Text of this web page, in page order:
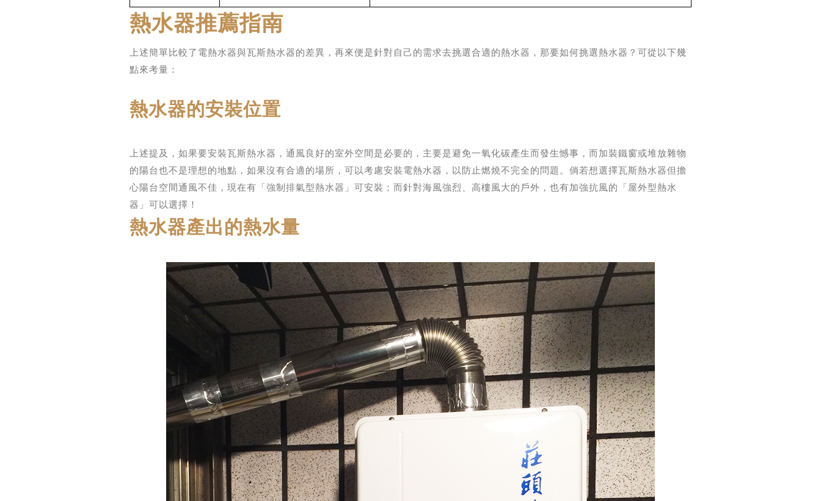
熱水器推薦指南
上述簡單比較了電熱水器與瓦斯熱水器的差異，再來便是針對自己的需求去挑選合適的熱水器，那要如何挑選熱水器？可從以下幾
點來考量：
熱水器的安裝位置
上述提及，如果要安裝瓦斯熱水器，通風良好的室外空間是必要的，主要是避免一氧化碳產生而發生憾事，而加裝鐵窗或堆放雜物
的陽台也不是理想的地點，如果沒有合適的場所，可以考慮安裝電熱水器，以防止燃燒不完全的問題。倘若想選擇瓦斯熱水器但擔
心陽台空間通風不佳，現在有「強制排氣型熱水器」可安裝；而針對海風強烈、高樓風大的戶外，也有加強抗風的「屋外型熱水
器」可以選擇！
熱水器產出的熱水量